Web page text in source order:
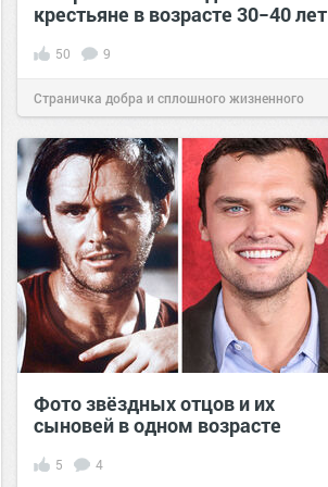
крестьяне в возрасте 30−40 лет
50 9
Страничка добра и сплошного жизненного
позитива!13:5011 дек 2020
Фото звёздных отцов и их
сыновей в одном возрасте
5 4